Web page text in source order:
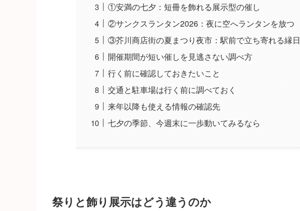
①安満の七夕：短冊を飾れる展示型の催し
②サンクスランタン2026：夜に空へランタンを放つ
③芥川商店街の夏まつり夜市：駅前で立ち寄れる縁日
開催期間が短い催しを見逃さない調べ方
行く前に確認しておきたいこと
交通と駐車場は行く前に調べておく
来年以降も使える情報の確認先
七夕の季節、今週末に一歩動いてみるなら
祭りと飾り展示はどう違うのか